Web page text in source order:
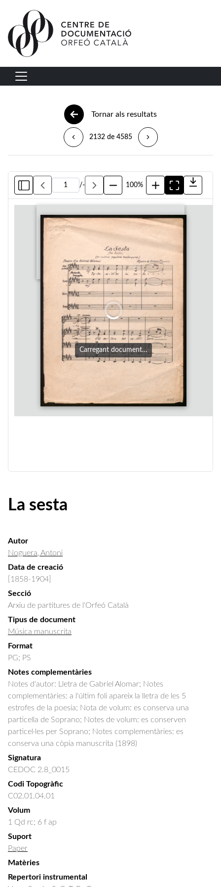
Vés al contingut
Navegació principal
Tornar als resultats
2132 de 4585
/- 100%
Carregant document…
La sesta
Autor
Noguera, Antoni
Data de creació
[1858-1904]
Secció
Arxiu de partitures de l'Orfeó Català
Tipus de document
Música manuscrita
Format
PG; PS
Notes complementàries
Notes d'autor: Lletra de Gabriel Alomar; Notes
complementàries: a l'últim foli apareix la lletra de les 5
estrofes de la poesia; Nota de volum: es conserva una
particella de Soprano; Notes de volum: es conserven
particel·les per Soprano; Notes complementàries: es
conserva una còpia manuscrita (1898)
Signatura
CEDOC 2.8_0015
Codi Topogràfic
C02.01.04.01
Volum
1 Qd rc; 6 f ap
Suport
Paper
Matèries
Repertori instrumental